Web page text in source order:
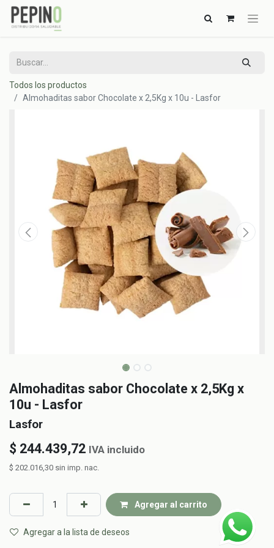
Todos los productos
Almohaditas sabor Chocolate x 2,5Kg x 10u - Lasfor
Almohaditas sabor Chocolate x 2,5Kg x
10u - Lasfor
Lasfor
$ 244.439,72 IVA incluido
$ 202.016,30 sin imp. nac.
Agregar al carrito
Agregar a la lista de deseos